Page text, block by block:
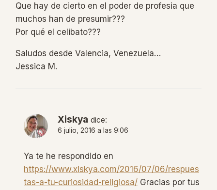
Que hay de cierto en el poder de profesia que
muchos han de presumir???
Por qué el celibato???
Saludos desde Valencia, Venezuela…
Jessica M.
Xiskya dice:
6 julio, 2016 a las 9:06
Ya te he respondido en
https://www.xiskya.com/2016/07/06/respues
tas-a-tu-curiosidad-religiosa/ Gracias por tus